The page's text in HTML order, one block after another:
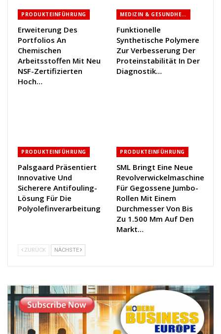
PRODUKTEINFÜHRUNG
Erweiterung Des
Portfolios An
Chemischen
Arbeitsstoffen Mit Neu
NSF-Zertifizierten
Hoch…
MEDIZIN & GESUNDHEITSWESEN
Funktionelle
Synthetische Polymere
Zur Verbesserung Der
Proteinstabilität In Der
Diagnostik…
PRODUKTEINFÜHRUNG
Palsgaard Präsentiert
Innovative Und
Sicherere Antifouling-
Lösung Für Die
Polyolefinverarbeitung
PRODUKTEINFÜHRUNG
SML Bringt Eine Neue
Revolverwickelmaschine
Für Gegossene Jumbo-
Rollen Mit Einem
Durchmesser Von Bis
Zu 1.500 Mm Auf Den
Markt…
ZURÜCK NÄCHSTE